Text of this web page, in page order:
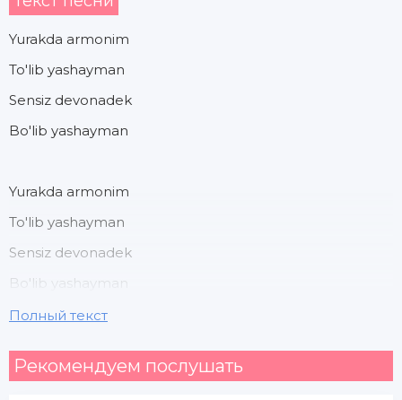
Yurakda armonim
To'lib yashayman
Sensiz devonadek
Bo'lib yashayman
Yurakda armonim
To'lib yashayman
Sensiz devonadek
Bo'lib yashayman
Sog'inib sog'inib
Oh uraman
Полный текст
Рекомендуем послушать